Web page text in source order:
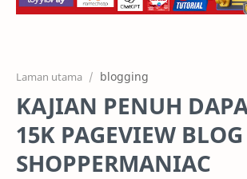
Laman utama blogging
KAJIAN PENUH
15K PAGEVIEW BLOG
SHOPPERMANIAC